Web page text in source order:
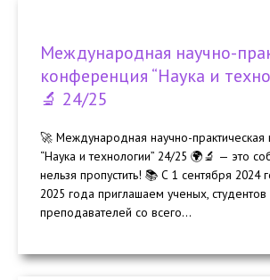
Международная научно-
конференция “Наука и
🔬 24/25
🚀 Международная научно-практическая
“Наука и технологии” 24/25 🌍🔬 — это
нельзя пропустить! 📚 С 1 сентября 2024
2025 года приглашаем ученых, студентов
преподавателей со всего...